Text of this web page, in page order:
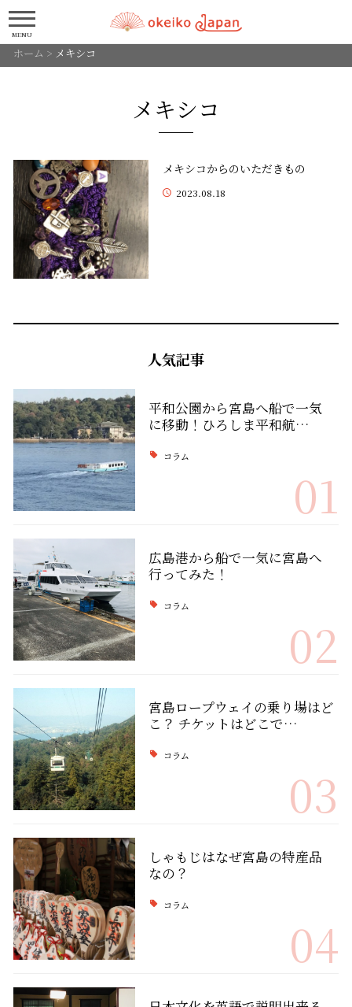
MENU
ホーム > メキシコ
メキシコ
メキシコからのいただきもの
2023.08.18
人気記事
平和公園から宮島へ船で一気
に移動！ひろしま平和航…
コラム
01
広島港から船で一気に宮島へ
行ってみた！
コラム
02
宮島ロープウェイの乗り場はど
こ？ チケットはどこで…
コラム
03
しゃもじはなぜ宮島の特産品
なの？
コラム
04